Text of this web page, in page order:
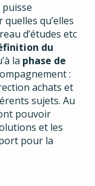
puisse
qu’elles
d’études etc
du
la phase de
:
achats et
sujets. Au
pouvoir
et les
pour la